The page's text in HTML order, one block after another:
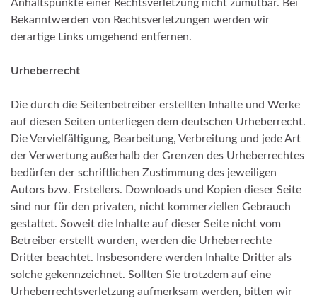
Anhaltspunkte einer Rechtsverletzung nicht zumutbar. Bei
Bekanntwerden von Rechtsverletzungen werden wir
derartige Links umgehend entfernen.
Urheberrecht
Die durch die Seitenbetreiber erstellten Inhalte und Werke
auf diesen Seiten unterliegen dem deutschen Urheberrecht.
Die Vervielfältigung, Bearbeitung, Verbreitung und jede Art
der Verwertung außerhalb der Grenzen des Urheberrechtes
bedürfen der schriftlichen Zustimmung des jeweiligen
Autors bzw. Erstellers. Downloads und Kopien dieser Seite
sind nur für den privaten, nicht kommerziellen Gebrauch
gestattet. Soweit die Inhalte auf dieser Seite nicht vom
Betreiber erstellt wurden, werden die Urheberrechte
Dritter beachtet. Insbesondere werden Inhalte Dritter als
solche gekennzeichnet. Sollten Sie trotzdem auf eine
Urheberrechtsverletzung aufmerksam werden, bitten wir